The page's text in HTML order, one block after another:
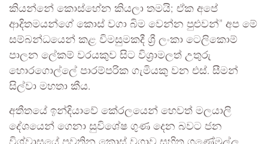
කියන්නේ කොස්හේන කියලා තමයි; ඒක අපේ
ආදිතමයන්ගේ කොස් වගා බිම වෙන්න පුළුවන්” අප මේ
සම්බන්ධයෙන් කළ විමසුමකදී ශ්‍රී ලංකා ටෙලිකොම්
පාලන ලේකම් වරයකුව සිට විශ්‍රාමලත් උතුරු
හොරගොල්ලේ පාරම්පරික ගැමියකු වන එස්. සීමන්
සිල්වා මහතා කීය.
අතීතයේ ඉන්දියාවේ කේරලයෙන් හෙවත් මලයාලි
දේශයෙන් ගෙනා සුවිශේෂ ගුණ දෙන බවට ජන